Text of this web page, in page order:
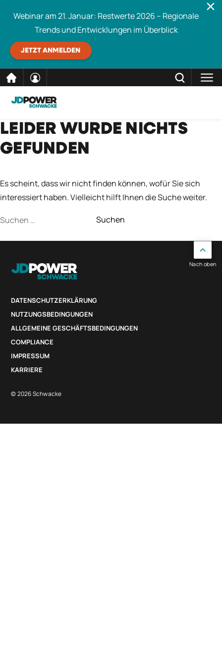
direkt
zum
Inhalt
Webinar am 21. Januar: Restwerte 2026 – Regionale
Trends und Entwicklungen im Überblick
JETZT ANMELDEN
Schwacke durchsuchen SCHLIESSEN
LEIDER WURDE NICHTS
GEFUNDEN
Es scheint, dass wir nicht finden können, wofür Sie sich
interessiert haben. Vielleicht hilft Ihnen die Suche weiter.
Suchen
DATENSCHUTZERKLÄRUNG
NUTZUNGSBEDINGUNGEN
ALLGEMEINE GESCHÄFTSBEDINGUNGEN
COMPLIANCE
IMPRESSUM
KARRIERE
© 2026 Schwacke
Nach oben